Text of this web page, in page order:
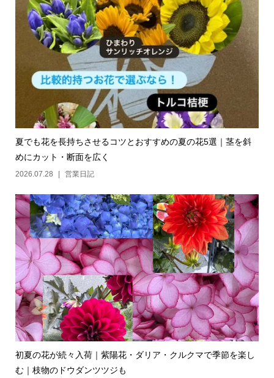
夏でも花を長持ちさせるコツとおすすめの夏の花5選｜茎を斜
めにカット・断面を広く
2026.07.28 営業日記
初夏の花が続々入荷｜紫陽花・ダリア・クルクマで季節を楽し
む｜枝物のドウダンツツジも